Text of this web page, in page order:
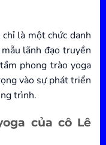
là một chức danh
lãnh đạo truyền
phong trào yoga
vào sự phát triển
trình.
của cô Lê